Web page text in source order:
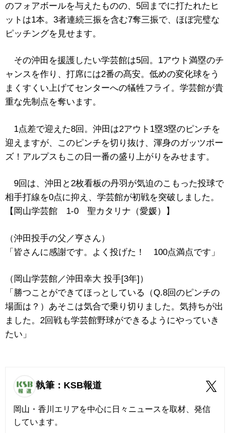
のフォアボールを与えたものの、5回までに打たれたヒ
ットは1本。3者連続三振を含む7奪三振で、ほぼ完璧な
ピッチングを見せます。
その沖田を援護したい学芸館は5回。1アウト満塁のチ
ャンスを作り、打席には2番の髙安。低めの変化球をう
まくすくい上げてセンターへの犠牲フライ。学芸館が貴
重な先制点を奪います。
1点差で迎えた8回。沖田は2アウト1塁3塁のピンチを
迎えますが、このピンチを切り抜け、渾身のガッツポー
ズ！アルプスもこの日一番の盛り上がりをみせます。
9回は、沖田と2枚看板の丹羽が気迫のこもった投球で
相手打線を0点に抑え、学芸館が初戦を突破しました。
【岡山学芸館 1‐0 聖カタリナ（愛媛）】
（沖田投手の父／亨さん）
「皆さんに感謝です。よく投げた！ 100点満点です」
（岡山学芸館／沖田幸大 投手[3年]）
「勝つことができてほっとしている（Q.8回のピンチの
場面は？）あそこは気合で乗り切りました。気持ちが出
ました。2回戦も学芸館野球ができるようにやっていき
たい」
執筆：KSB報道
岡山・香川エリアを中心に日々ニュースを取材、発信
しています。